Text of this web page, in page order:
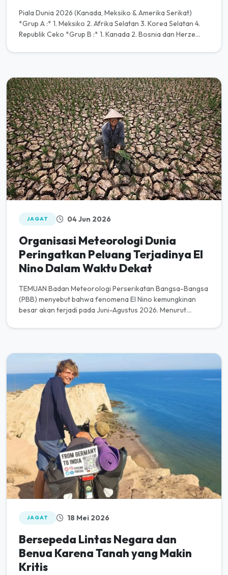
Piala Dunia 2026 (Kanada, Meksiko & Amerika Serikat)
*Grup A :* 1. Meksiko 2. Afrika Selatan 3. Korea Selatan 4.
Republik Ceko *Grup B :* 1. Kanada 2. Bosnia dan Herze...
JAGAT 04 Jun 2026
Organisasi Meteorologi Dunia
Peringatkan Peluang Terjadinya El
Nino Dalam Waktu Dekat
TEMUAN Badan Meteorologi Perserikatan Bangsa-Bangsa
(PBB) menyebut bahwa fenomena El Nino kemungkinan
besar akan terjadi pada Juni-Agustus 2026. Menurut
JAGAT 18 Mei 2026
Bersepeda Lintas Negara dan
Benua Karena Tanah yang Makin
Kritis